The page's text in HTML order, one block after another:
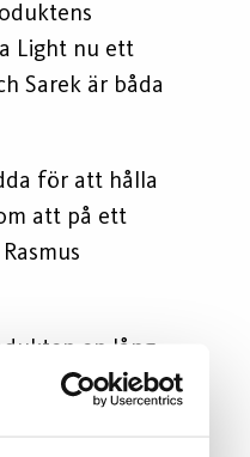
Light nu ett
Sarek är båda
för att hålla
att på ett
en lång
Jag tror